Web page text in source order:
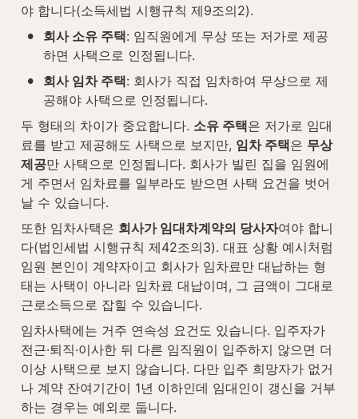
야 합니다(소득세법 시행규칙 제9조의2).
• 회사 소유 주택: 임직원에게 무상 또는 저가로 제공
하면 사택으로 인정됩니다.
• 회사 임차 주택: 회사가 직접 임차하여 무상으로 제
공해야 사택으로 인정됩니다.
두 형태의 차이가 중요합니다. 소유 주택은 저가로 임대
료를 받고 제공해도 사택으로 보지만, 임차 주택은 무상
제공만 사택으로 인정됩니다. 회사가 빌린 집을 임원에
게 주면서 임차료를 일부라도 받으면 사택 요건을 벗어
날 수 있습니다.
또한 임차사택은 회사가 임대차계약의 당사자여야 합니
다(법인세법 시행규칙 제42조의3). 대표 상황 예시처럼
임원 본인이 계약자이고 회사가 임차료만 대납하는 형
태는 사택이 아니라 임차료 대납이며, 그 금액이 그대로
근로소득으로 잡힐 수 있습니다.
임차사택에는 거주 연속성 요건도 있습니다. 입주자가
전근·퇴직·이사한 뒤 다른 임직원이 입주하지 않으면 더
이상 사택으로 보지 않습니다. 다만 입주 희망자가 없거
나 계약 잔여기간이 1년 이하인데 임대인이 갱신을 거부
하는 경우는 예외로 둡니다.